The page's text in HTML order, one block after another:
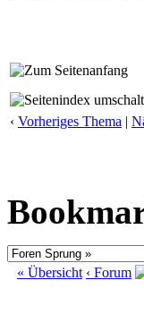
‹ Vorheriges Thema |
« Übersicht ‹ Forum